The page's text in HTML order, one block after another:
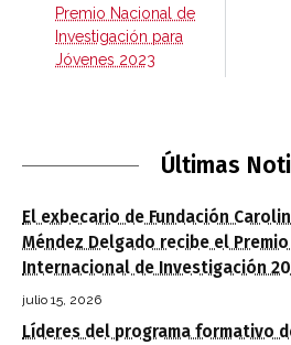
Premio Nacional de
Investigación para
Jóvenes 2023
Últimas
El exbecario de Fundación
Méndez Delgado recibe el
Internacional de Investigación
julio 15, 2026
Líderes del programa formativo